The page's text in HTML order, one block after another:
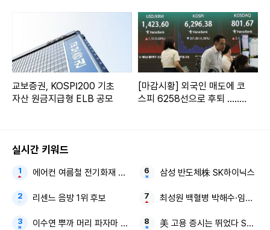
교보증권, KOSPI200 기초
자산 원금지급형 ELB 공모
[마감시황] 외국인 매도에 코
스피 6258선으로 후퇴 .....2
실시간 키워드
에어컨 여름철 전기화재 전력 사용량
리센느 음방 1위 후보
이수연 뿌까 머리 파자마 파티
삼성 반도체株 SK하이닉스
최성원 백혈병 박해수·임철수
美 고용 증시는 뛰었다